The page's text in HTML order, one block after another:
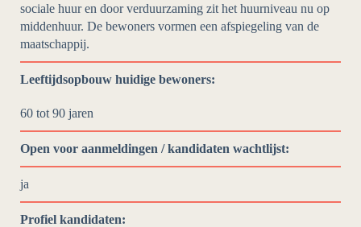
sociale huur en door verduurzaming zit het huurniveau nu op
middenhuur. De bewoners vormen een afspiegeling van de
maatschappij.
Leeftijdsopbouw huidige bewoners:
60 tot 90 jaren
Open voor aanmeldingen / kandidaten wachtlijst:
ja
Profiel kandidaten: